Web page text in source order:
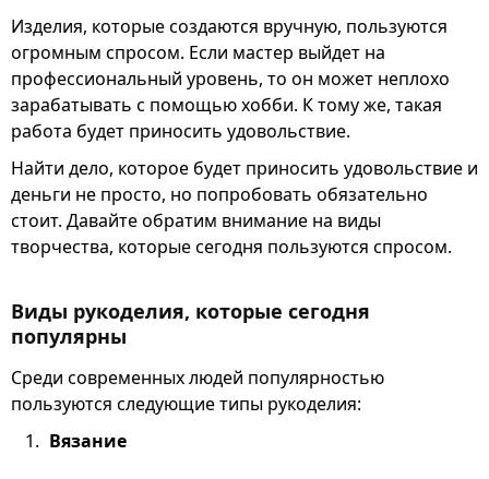
Изделия, которые создаются вручную, пользуются
огромным спросом. Если мастер выйдет на
профессиональный уровень, то он может неплохо
зарабатывать с помощью хобби. К тому же, такая
работа будет приносить удовольствие.
Найти дело, которое будет приносить удовольствие и
деньги не просто, но попробовать обязательно
стоит. Давайте обратим внимание на виды
творчества, которые сегодня пользуются спросом.
Виды рукоделия, которые сегодня
популярны
Среди современных людей популярностью
пользуются следующие типы рукоделия:
Вязание